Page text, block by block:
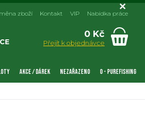
0 Kč
Přejít k objednávce
zboží Kontakt VIP Nabídka práce
AKCE / DÁREK NEZAŘAZENO 0 - PUREFISHING